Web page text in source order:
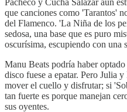
que canciones como 'Tarantos'
del Flamenco. 'La Niña de los
sedosa, una base que es puro
oscurísima, escupiendo con una
Manu Beats podría haber
disco fuese a epatar. Pero Julia
mover el cuello y disfrutar; si
tan fuerte es porque manejan
sus oyentes.